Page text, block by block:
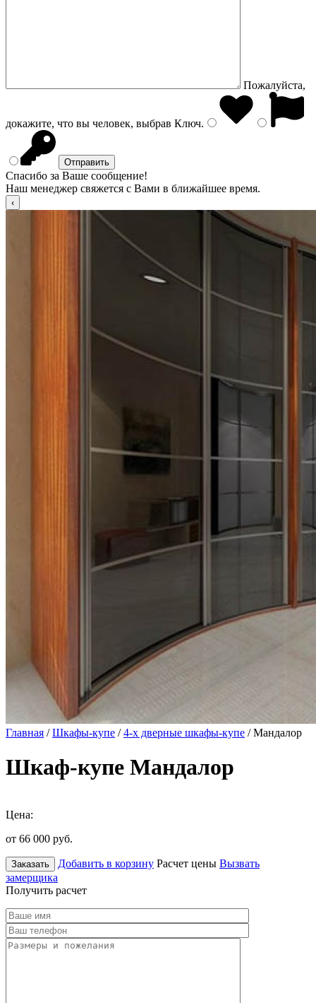
Пожалуйста,
докажите, что вы человек, выбрав Ключ.
Спасибо за Ваше сообщение!
Наш менеджер свяжется с Вами в ближайшее время.
Главная /Шкафы-купе /4-х дверные шкафы-купе / Мандалор
Шкаф-купе Мандалор
Цена:
от 66 000 руб.
Заказать Добавить в корзину Расчет цены Вызвать
замерщика
Получить расчет